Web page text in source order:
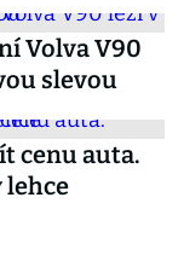
Volva V90
slevou
cenu auta.
lehce